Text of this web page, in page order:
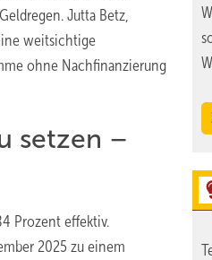
Jutta Betz,
weitsichtige
ohne Nachfinanzierung
setzen –
Prozent effektiv.
2025 zu einem